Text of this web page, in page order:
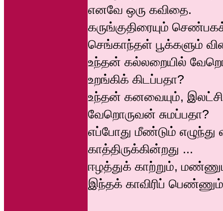
எனவே ஒரு கவிதை.
கருங்குதிரையும்
செங்காந்தள் பூக்களும்
உந்தன் கல்லறையில்
உறங்கிக் கிடப்பதா?
உந்தன் கனவையும்,
வேறொருவன் சுமப்பதா?
எப்போது மீண்டும் எழுந்து
காத்திருக்கின்றது ...
ஈழத்துக் காற்றும்,
இந்தக் காவிரிப்